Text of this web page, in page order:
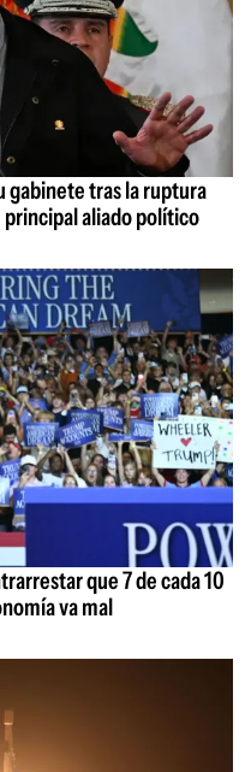
gabinete tras la ruptura
principal aliado político
que 7 de cada 10
va mal